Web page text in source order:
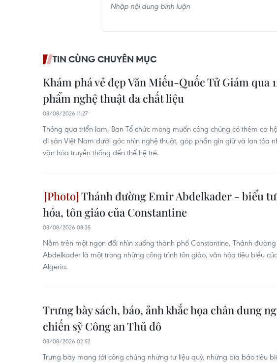
TIN CÙNG CHUYÊN MỤC
Khám phá vẻ đẹp Văn Miếu-Quốc Tử Giám qua
phẩm nghệ thuật đa chất liệu
08/08/2026 11:27
Thông qua triển lãm, Ban Tổ chức mong muốn công chúng có thêm cơ
di sản Việt Nam dưới góc nhìn nghệ thuật, góp phần gìn giữ và lan tỏa
văn hóa truyền thống đến thế hệ trẻ.
Thánh đường Emir Abdelkader - biểu
hóa, tôn giáo của Constantine
08/08/2026 08:35
Nằm trên một ngọn đồi nhìn xuống thành phố Constantine, Thánh
Abdelkader là một trong những công trình tôn giáo, văn hóa tiêu biểu
Algeria.
Trưng bày sách, báo, ảnh khắc họa chân dung
chiến sỹ Công an Thủ đô
08/08/2026 02:52
Trưng bày mang tới công chúng những tư liệu quý, những bìa báo tiêu